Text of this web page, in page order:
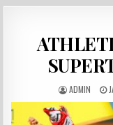
AUTHOR:
ADMIN